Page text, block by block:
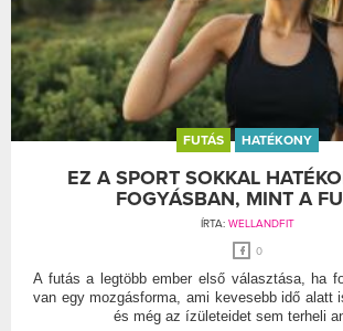
FUTÁS HATÉKONY
EZ A SPORT SOKKAL
FOGYÁSBAN, MINT A
ÍRTA: WELLANDFIT
0
A futás a legtöbb ember első választása, ha
van egy mozgásforma, ami kevesebb idő alatt
és még az ízületeidet sem terheli